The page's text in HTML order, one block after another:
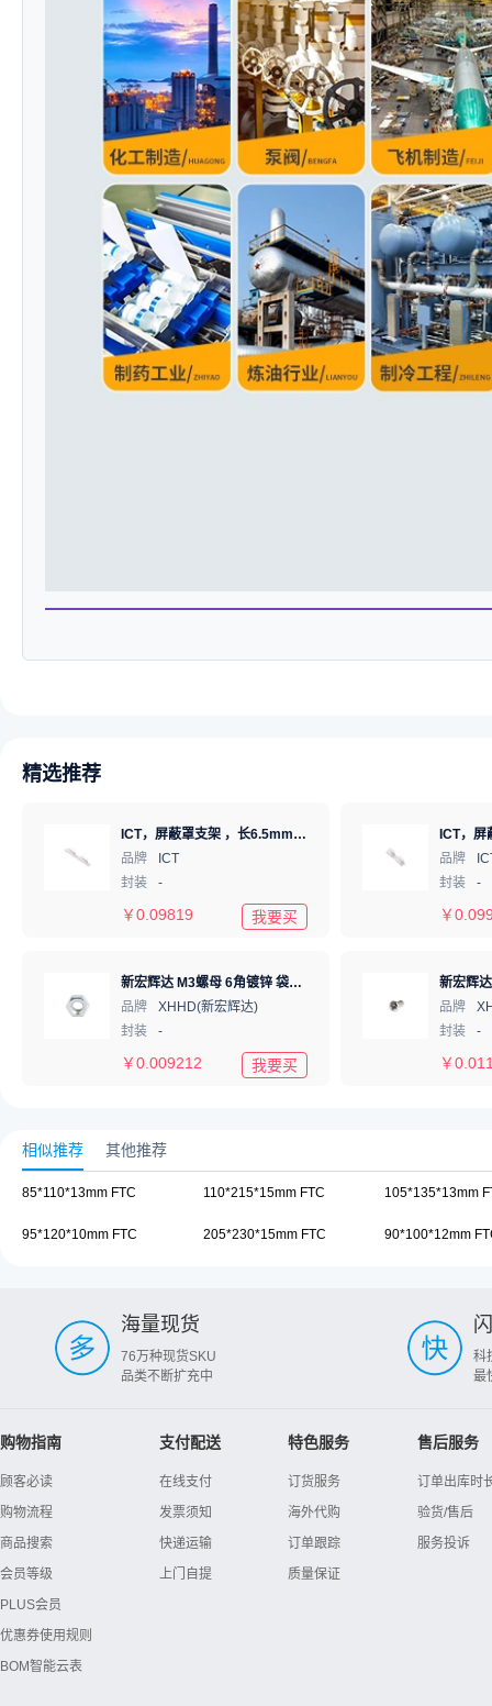
精选推荐
ICT，屏蔽罩支架 ，长6.5mm*高1.22mm，ICSRC6508-030SFR
品牌
ICT
封装
-
￥0.09819 我要买
品牌
封装
-
￥
新宏辉达 M3螺母 6角镀锌 袋装 hexagon nut M3
品牌
XHHD(新宏辉达)
封装
-
￥0.009212 我要买
品牌
封装
-
￥
相似推荐 其他推荐
85*110*13mm FTC 110*215*15mm FTC 105*135*13mm
95*120*10mm FTC 205*230*15mm FTC 90*100*12mm
海量现货
76万种现货SKU
品类不断扩充中
科
最
购物指南
顾客必读
购物流程
商品搜索
会员等级
PLUS会员
优惠券使用规则
BOM智能云表
支付配送
在线支付
发票须知
快递运输
上门自提
特色服务
订货服务
海外代购
订单跟踪
质量保证
售后服务
订单出库时
验货/售后
服务投诉